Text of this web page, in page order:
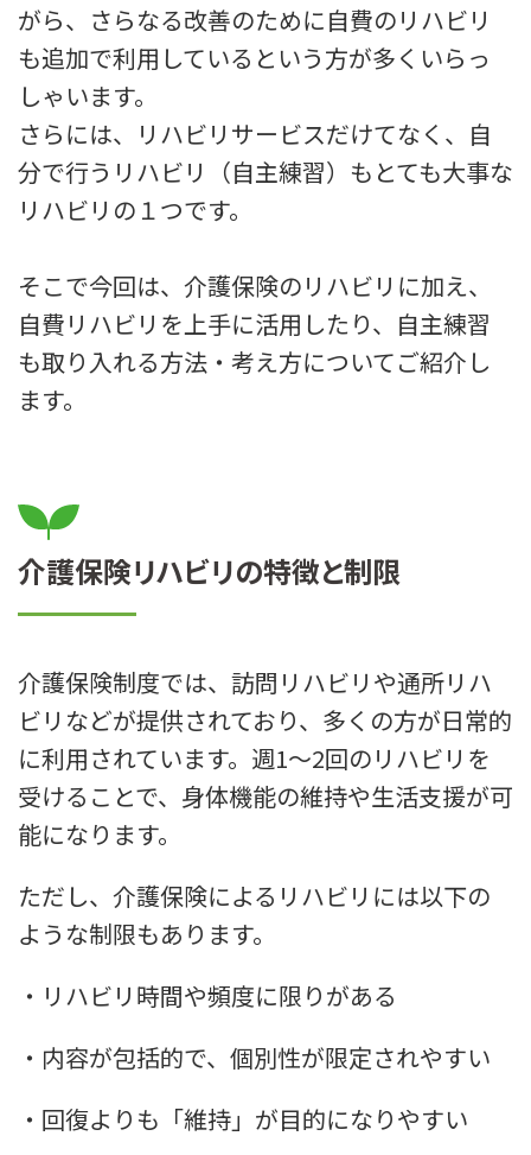
がら、さらなる改善のために自費のリハビリ
も追加で利用しているという方が多くいらっ
しゃいます。
さらには、リハビリサービスだけてなく、自
分で行うリハビリ（自主練習）もとても大事な
リハビリの１つです。
そこで今回は、介護保険のリハビリに加え、
自費リハビリを上手に活用したり、自主練習
も取り入れる方法・考え方についてご紹介し
ます。
介護保険リハビリの特徴と制限
介護保険制度では、訪問リハビリや通所リハ
ビリなどが提供されており、多くの方が日常的
に利用されています。週1〜2回のリハビリを
受けることで、身体機能の維持や生活支援が可
能になります。
ただし、介護保険によるリハビリには以下の
ような制限もあります。
・リハビリ時間や頻度に限りがある
・内容が包括的で、個別性が限定されやすい
・回復よりも「維持」が目的になりやすい